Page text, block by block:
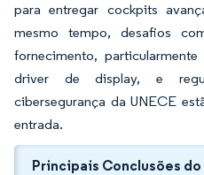
para entregar cockpits
mesmo tempo, desafios
fornecimento,
driver de display, e
cibersegurança da UNECE
entrada.
Principais Conclusões